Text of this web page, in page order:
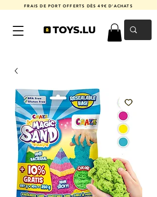
FRAIS DE PORT OFFERTS DÈS 49€ D'ACHATS